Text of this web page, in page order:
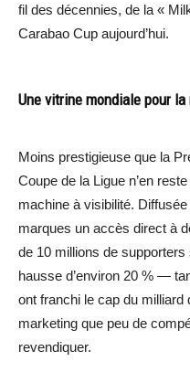
fil des décennies, de la «
Carabao Cup aujourd’hui.
Une vitrine mondiale pour la
Moins prestigieuse que la
Coupe de la Ligue n’en
machine à visibilité.
marques un accès direct à
de 10 millions de
hausse d’environ 20 % —
ont franchi le cap du
marketing que peu de
revendiquer.